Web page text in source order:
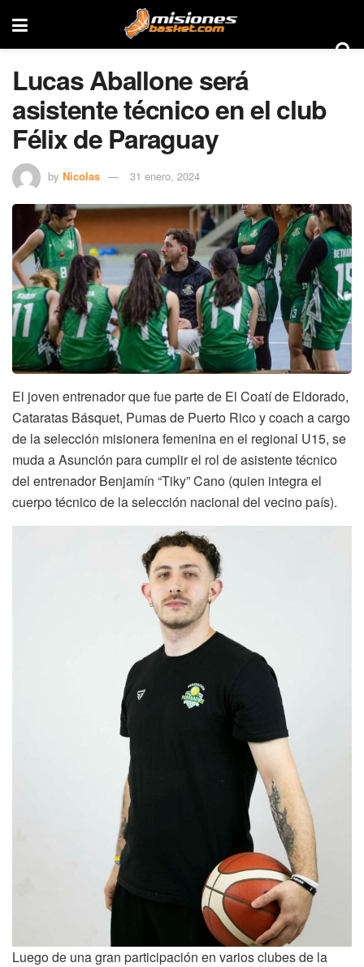
Lucas Aballone será
asistente técnico en el club
Félix de Paraguay
by Nicolas 31 enero, 2024
El joven entrenador que fue parte de El Coatí de Eldorado,
Cataratas Básquet, Pumas de Puerto Rico y coach a cargo
de la selección misionera femenina en el regional U15, se
muda a Asunción para cumplir el rol de asistente técnico
del entrenador Benjamín “Tiky” Cano (quien integra el
cuerpo técnico de la selección nacional del vecino país).
Luego de una gran participación en varios clubes de la